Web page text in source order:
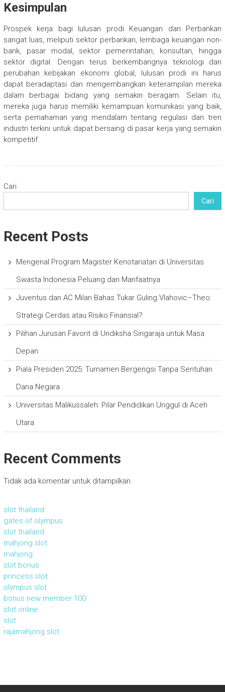
Kesimpulan
Prospek kerja bagi lulusan prodi Keuangan dan Perbankan
sangat luas, meliputi sektor perbankan, lembaga keuangan non-
bank, pasar modal, sektor pemerintahan, konsultan, hingga
sektor digital. Dengan terus berkembangnya teknologi dan
perubahan kebijakan ekonomi global, lulusan prodi ini harus
dapat beradaptasi dan mengembangkan keterampilan mereka
dalam berbagai bidang yang semakin beragam. Selain itu,
mereka juga harus memiliki kemampuan komunikasi yang baik,
serta pemahaman yang mendalam tentang regulasi dan tren
industri terkini untuk dapat bersaing di pasar kerja yang semakin
kompetitif.
Cari
Cari
Recent Posts
Mengenal Program Magister Kenotariatan di Universitas
Swasta Indonesia Peluang dan Manfaatnya
Juventus dan AC Milan Bahas Tukar Guling Vlahovic–Theo:
Strategi Cerdas atau Risiko Finansial?
Pilihan Jurusan Favorit di Undiksha Singaraja untuk Masa
Depan
Piala Presiden 2025: Turnamen Bergengsi Tanpa Sentuhan
Dana Negara
Universitas Malikussaleh: Pilar Pendidikan Unggul di Aceh
Utara
Recent Comments
Tidak ada komentar untuk ditampilkan.
slot thailand
gates of olympus
slot thailand
mahjong slot
mahjong
slot bonus
princess slot
olympus slot
bonus new member 100
slot online
slot
rajamahjong slot